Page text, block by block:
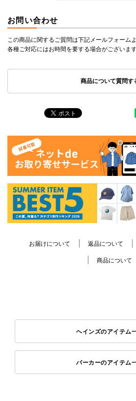
お問い合わせ
この商品に関するご質問は下記メールフォーム
各種ご対応にはお時間を要する場合がございま
商品について質問す
お届けについて 返品について
商品について
ヘインズのアイテム
パーカーのアイテム